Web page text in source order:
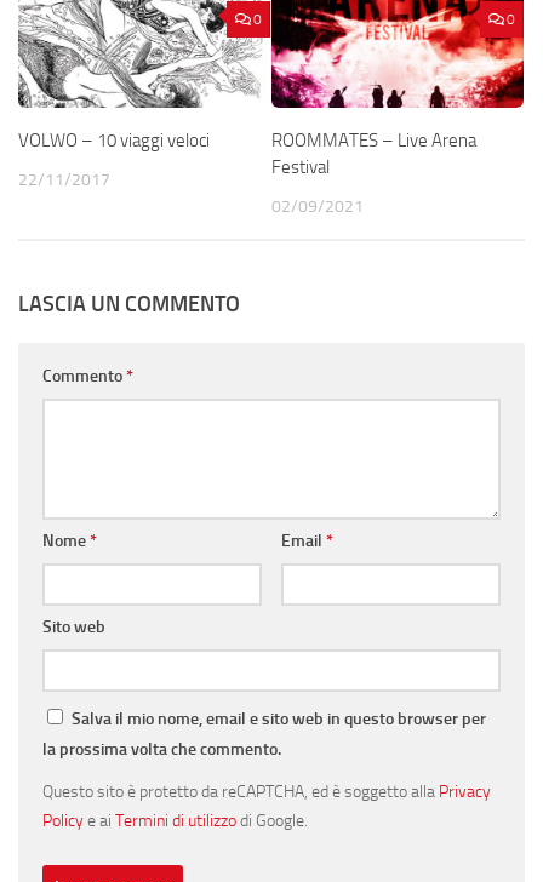
0
VOLWO – 10 viaggi veloci
22/11/2017
0
ROOMMATES – Live Arena
Festival
02/09/2021
LASCIA UN COMMENTO
Commento*
Nome* Email *
Sito web
Salva il mio nome, email e sito web in questo browser per
la prossima volta che commento.
Questo sito è protetto da reCAPTCHA, ed è soggetto alla Privacy
Policye ai Termini di utilizzodi Google.